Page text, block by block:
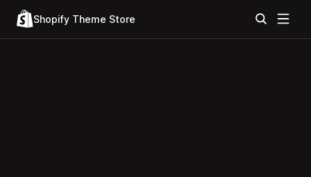
Shopify Theme Store